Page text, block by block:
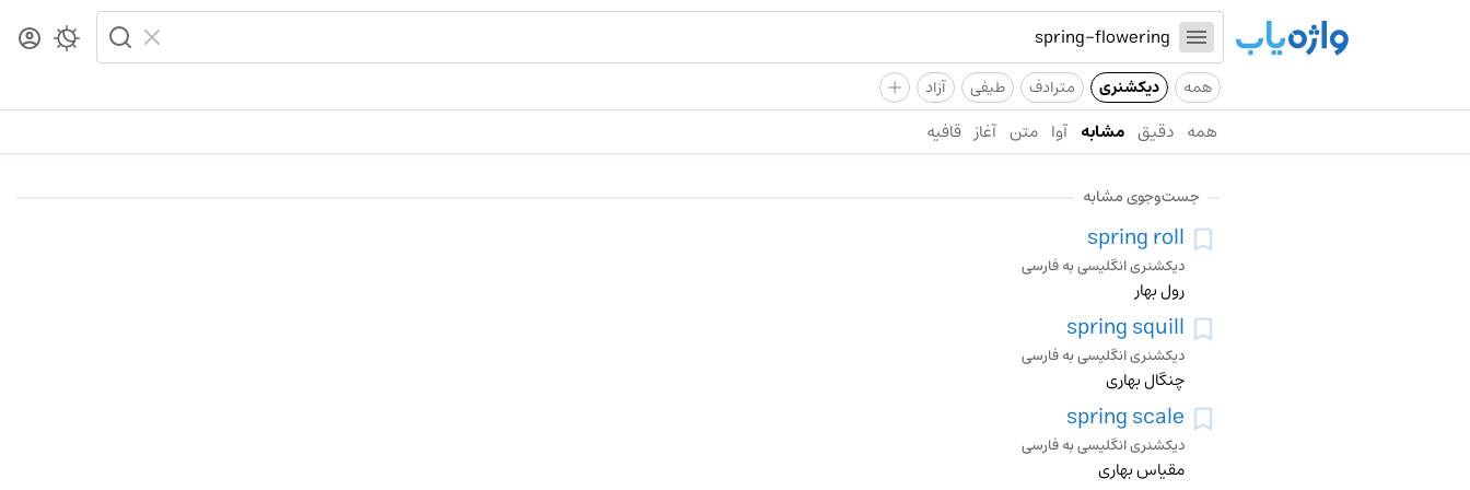
همه دیکشنری مترادف طیفی آزاد +
همه دقیق مشابه آوا متن آغاز قافیه
جست‌وجوی مشابه
spring roll
دیکشنری انگلیسی به فارسی
رول بهار
spring squill
دیکشنری انگلیسی به فارسی
چنگال بهاری
spring scale
دیکشنری انگلیسی به فارسی
مقیاس بهاری